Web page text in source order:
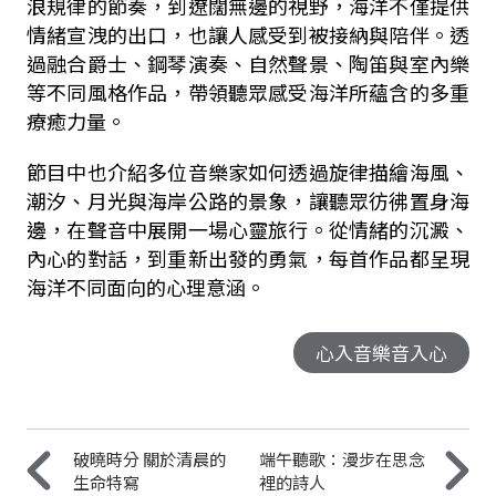
情緒宣洩的出口，也讓人感受到被接納與陪伴。透
過融合爵士、鋼琴演奏、自然聲景、陶笛與室內樂
等不同風格作品，帶領聽眾感受海洋所蘊含的多重
療癒力量。
節目中也介紹多位音樂家如何透過旋律描繪海風、
潮汐、月光與海岸公路的景象，讓聽眾彷彿置身海
邊，在聲音中展開一場心靈旅行。從情緒的沉澱、
內心的對話，到重新出發的勇氣，每首作品都呈現
海洋不同面向的心理意涵。
心入音樂音入心
破曉時分 關於清晨的
生命特寫
端午聽歌：漫步在思念
裡的詩人